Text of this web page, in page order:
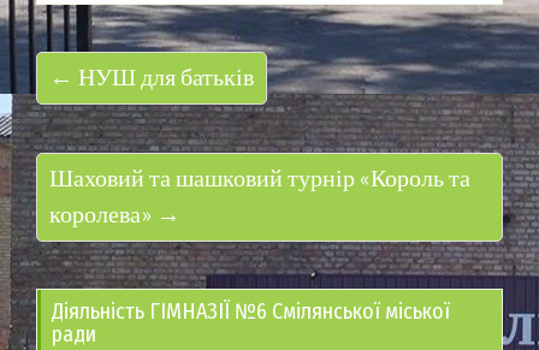
← НУШ для батьків
Шаховий та шашковий турнір «Король та
королева» →
Діяльність ГІМНАЗІЇ №6 Смілянської міської
ради